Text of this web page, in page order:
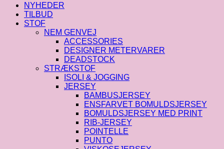
NYHEDER
TILBUD
STOF
NEM GENVEJ
ACCESSORIES
DESIGNER METERVARER
DEADSTOCK
STRÆKSTOF
ISOLI & JOGGING
JERSEY
BAMBUSJERSEY
ENSFARVET BOMULDSJERSEY
BOMULDSJERSEY MED PRINT
RIB-JERSEY
POINTELLE
PUNTO